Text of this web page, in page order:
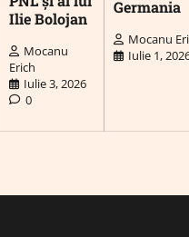
Ilie Bolojan
Mocanu
Erich
Iulie 3, 2026
0
Germania
Mocanu
Iulie 1,